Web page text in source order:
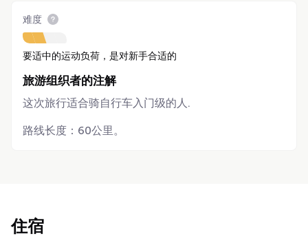
难度
要适中的运动负荷，是对新手合适的
旅游组织者的注解
这次旅行适合骑自行车入门级的人.
路线长度：60公里。
住宿